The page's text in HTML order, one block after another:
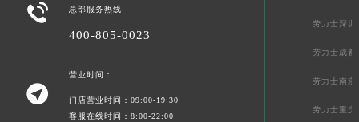
 总部服务热线
400-805-0023

营业时间：
门店营业时间：09:00-19:30
客服在线时间：8:00-22:00
劳力士深圳
劳力士成都
劳力士南京
劳力士重庆